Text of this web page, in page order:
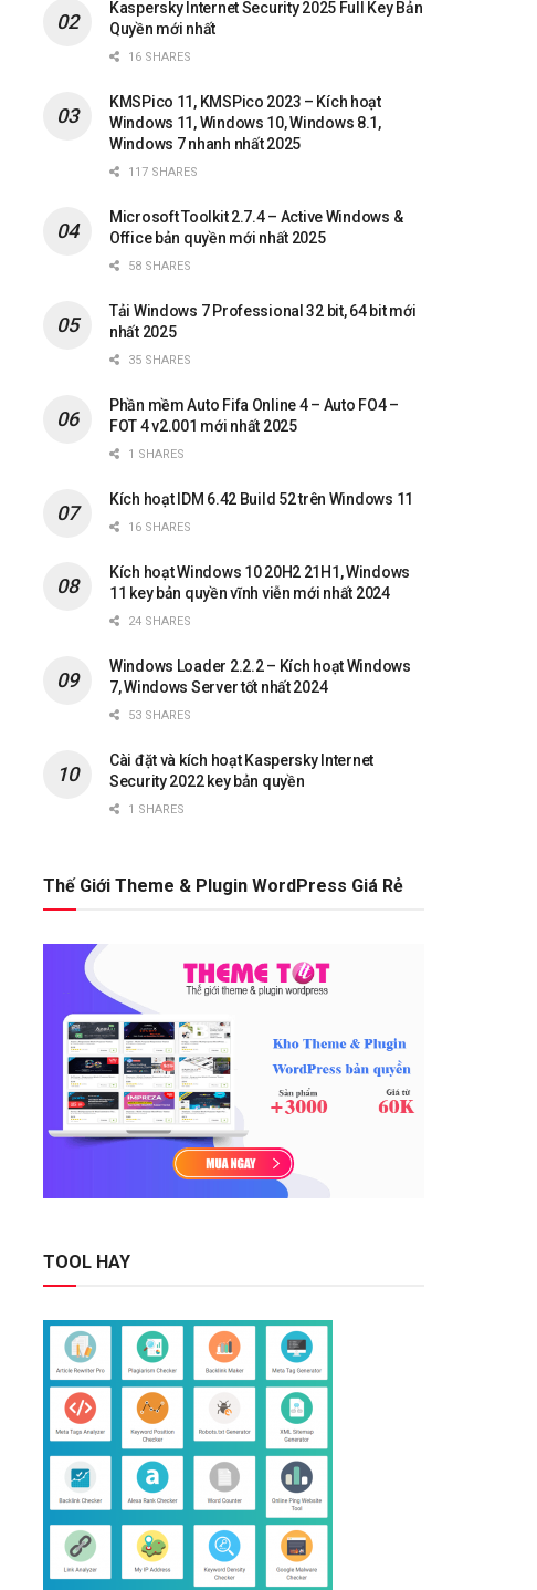
Kaspersky Internet Security 2025 Full Key Bản
Quyền mới nhất
16 SHARES
KMSPico 11, KMSPico 2023 – Kích hoạt
Windows 11, Windows 10, Windows 8.1,
Windows 7 nhanh nhất 2025
117 SHARES
Microsoft Toolkit 2.7.4 – Active Windows &
Office bản quyền mới nhất 2025
58 SHARES
Tải Windows 7 Professional 32 bit, 64 bit mới
nhất 2025
35 SHARES
Phần mềm Auto Fifa Online 4 – Auto FO4 –
FOT 4 v2.001 mới nhất 2025
1 SHARES
Kích hoạt IDM 6.42 Build 52 trên Windows 11
16 SHARES
Kích hoạt Windows 10 20H2 21H1, Windows
11 key bản quyền vĩnh viễn mới nhất 2024
24 SHARES
Windows Loader 2.2.2 – Kích hoạt Windows
7, Windows Server tốt nhất 2024
53 SHARES
Cài đặt và kích hoạt Kaspersky Internet
Security 2022 key bản quyền
1 SHARES
Thế Giới Theme & Plugin WordPress Giá Rẻ
TOOL HAY